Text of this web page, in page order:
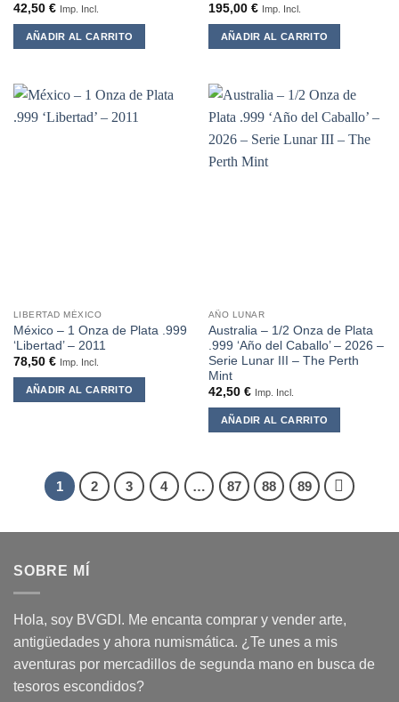
42,50 € Imp. Incl.
AÑADIR AL CARRITO
195,00 € Imp. Incl.
AÑADIR AL CARRITO
LIBERTAD MÉXICO
México – 1 Onza de Plata .999
‘Libertad’ – 2011
78,50 € Imp. Incl.
AÑADIR AL CARRITO
AÑO LUNAR
Australia – 1/2 Onza de Plata
.999 ‘Año del Caballo’ – 2026 –
Serie Lunar III – The Perth
Mint
42,50 € Imp. Incl.
AÑADIR AL CARRITO
1 2 3 4 … 87 88 89
SOBRE MÍ
Hola, soy BVGDI. Me encanta comprar y vender arte,
antigüedades y ahora numismática. ¿Te unes a mis
aventuras por mercadillos de segunda mano en busca de
tesoros escondidos?